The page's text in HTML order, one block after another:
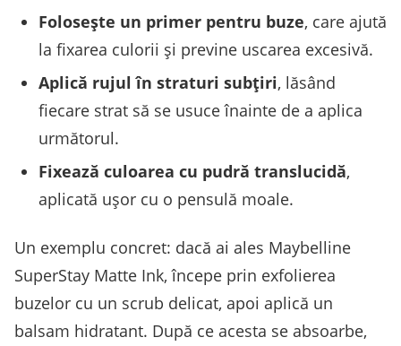
Folosește un primer pentru buze, care ajută
la fixarea culorii și previne uscarea excesivă.
Aplică rujul în straturi subțiri, lăsând
fiecare strat să se usuce înainte de a aplica
următorul.
Fixează culoarea cu pudră translucidă,
aplicată ușor cu o pensulă moale.
Un exemplu concret: dacă ai ales Maybelline
SuperStay Matte Ink, începe prin exfolierea
buzelor cu un scrub delicat, apoi aplică un
balsam hidratant. După ce acesta se absoarbe,